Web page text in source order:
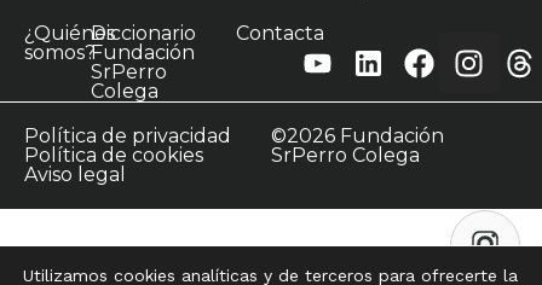
¿Quiénes
somos?
Diccionario
Fundación
SrPerro
Colega
Contacta
Política de privacidad
Política de cookies
Aviso legal
©2026 Fundación
SrPerro Colega
Utilizamos cookies analíticas y de terceros para ofrecerte la